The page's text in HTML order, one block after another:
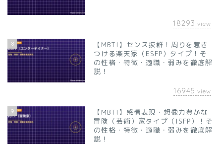
18293 view
8
【MBTI】センス抜群！周りを惹き
つける楽天家（ESFP）タイプ！そ
の性格・特徴・適職・弱みを徹底解
説！
16945 view
9
【MBTI】感情表現・想像力豊かな
冒険（芸術）家タイプ（ISFP）！そ
の性格・特徴・適職・弱みを徹底解
説！